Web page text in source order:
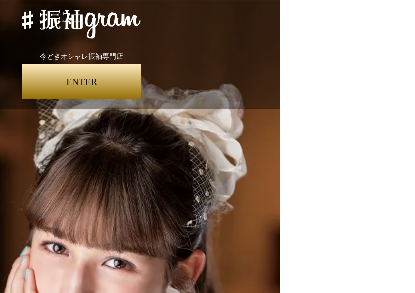
今どきオシャレ振袖専門店
ENTER